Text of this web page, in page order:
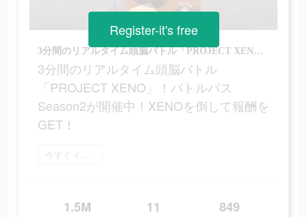
3分間のリアルタイム頭脳バトル「PROJECT XENO」！バトルパスSeason2が開催中！XENOを倒して報酬をGET！
3分間のリアルタイム頭脳バトル
「PROJECT XENO」！バトルパス
Season2が開催中！XENOを倒して報酬を
GET！
今すぐインストール
1.5M 11 849
Register-it's free